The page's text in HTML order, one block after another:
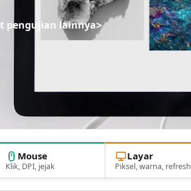
pengujian lainnya>
Mouse
Klik, DPI, jejak
Layar
Piksel, warna, refresh